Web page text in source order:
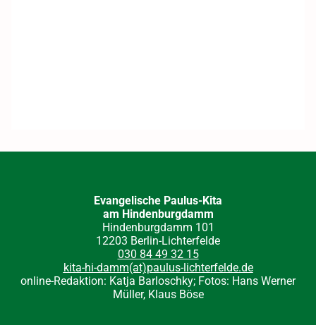
Evangelische Paulus-Kita
am Hindenburgdamm
Hindenburgdamm 101
12203 Berlin-Lichterfelde
030 84 49 32 15
kita-hi-damm(at)paulus-lichterfelde.de
online-Redaktion: Katja Barloschky; Fotos: Hans Werner
Müller, Klaus Böse